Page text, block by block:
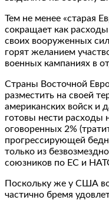
Тем не менее «старая
сокращает как
своих вооруженных
горят желанием
военных кампаниях в
Страны Восточной
разместить на своей
американских войск и
готовы нести расходы
оговоренных 2%
прогрессирующей
только из
союзников по ЕС и
Поскольку же у США
частично бремя